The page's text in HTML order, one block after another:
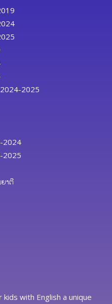
2025
2024
2025
າຕີ
kids with English a unique